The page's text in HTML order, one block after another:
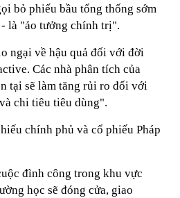
bỏ phiếu bầu tổng thống sớm
là "ảo tưởng chính trị".
ngại về hậu quả đối với đời
Các nhà phân tích của
tại sẽ làm tăng rủi ro đối với
chi tiêu tiêu dùng".
chính phủ và cổ phiếu Pháp
đình công trong khu vực
học sẽ đóng cửa, giao